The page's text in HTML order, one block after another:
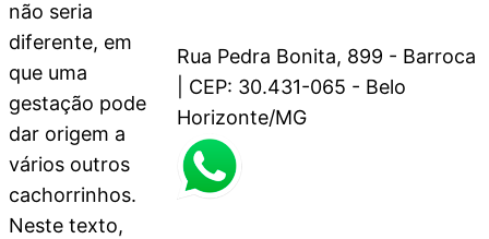
não seria
diferente, em
que uma
gestação pode
dar origem a
vários outros
cachorrinhos.
Neste texto,
Rua Pedra Bonita, 899 - Barroca
| CEP: 30.431-065 - Belo
Horizonte/MG